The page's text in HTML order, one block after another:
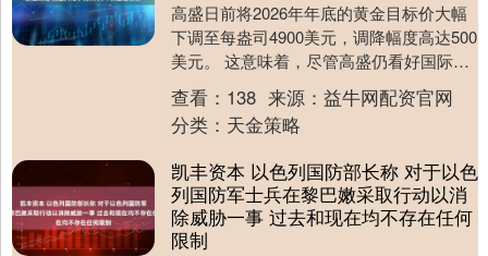
高盛日前将2026年年底的黄金目标价大幅
下调至每盎司4900美元，调降幅度高达500
美元。 这意味着，尽管高盛仍看好国际金
价年内涨势，但上涨空间已远不及此前预
期....
查看： 138 来源： 益牛网配资官网
分类： 天金策略
凯丰资本 以色列国防部长称 对于以色
列国防军士兵在黎巴嫩采取行动以消
除威胁一事 过去和现在均不存在任何
限制